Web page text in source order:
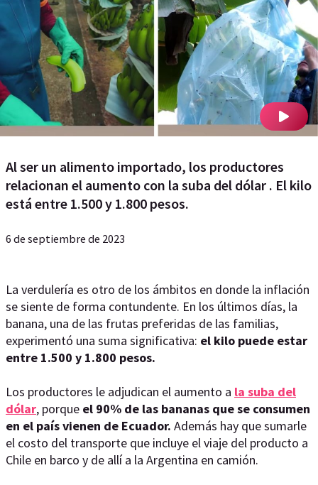
Al ser un alimento importado, los productores
relacionan el aumento con la suba del dólar . El kilo
está entre 1.500 y 1.800 pesos.
6 de septiembre de 2023
La verdulería es otro de los ámbitos en donde la inflación
se siente de forma contundente. En los últimos días, la
banana, una de las frutas preferidas de las familias,
experimentó una suma significativa: el kilo puede estar
entre 1.500 y 1.800 pesos.
Los productores le adjudican el aumento a la suba del
dólar, porque el 90% de las bananas que se consumen
en el país vienen de Ecuador. Además hay que sumarle
el costo del transporte que incluye el viaje del producto a
Chile en barco y de allí a la Argentina en camión.